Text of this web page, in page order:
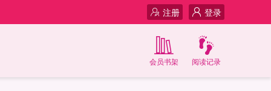
登录
注册
阅读记录
会员书架